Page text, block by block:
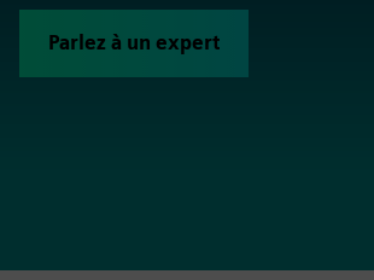
Parlez à un expert